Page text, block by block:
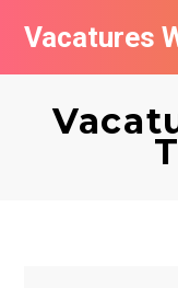
Vacatures
Vacatures per
Nieuwsbrief feed